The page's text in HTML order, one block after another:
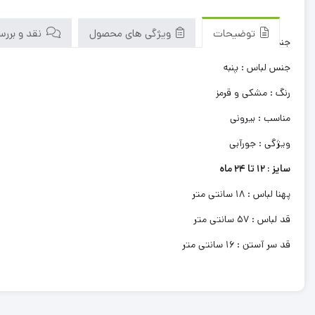
توضیحات ویژگی های محصول نقد و
جنسیت : دخترانه
جنس لباس : پنبه
رنگ : مشکی و قرمز
مناسب : بیرونی
ویژگی : جورآبی
سایز : 12 تا 24 ماه
پهنا لباس : 18 سانتی متر
قد لباس : 57 سانتی متر
قد سر آستن : 16 سانتی متر